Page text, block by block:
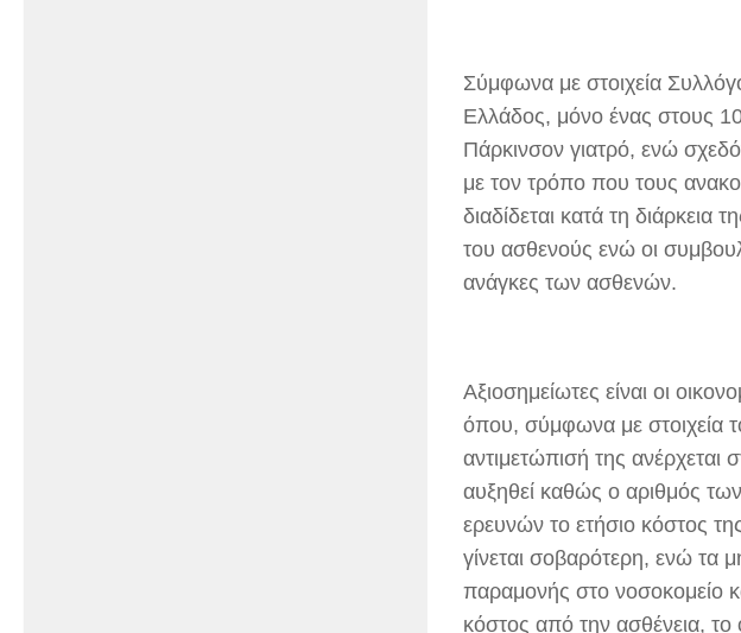
Σύμφωνα με στοιχεία
Ελλάδος, μόνο ένας στους 10
Πάρκινσον γιατρό, ενώ
με τον τρόπο που τους
διαδίδεται κατά τη διάρκεια
του ασθενούς ενώ οι
ανάγκες των ασθενών.
Αξιοσημείωτες είναι οι
όπου, σύμφωνα με στοιχεία
αντιμετώπισή της
αυξηθεί καθώς ο αριθμός
ερευνών το ετήσιο κόστος
γίνεται σοβαρότερη, ενώ τα
παραμονής στο νοσοκομείο
κόστος από την ασθένεια,